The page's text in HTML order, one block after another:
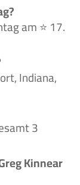
am ⭐ 17.
Indiana,
3
Kinnear